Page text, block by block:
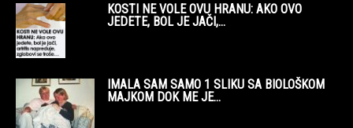
KOSTI NE VOLE OVU HRANU: AKO OVO
JEDETE, BOL JE JAČI,...
IMALA SAM SAMO 1 SLIKU SA BIOLOŠKOM
MAJKOM DOK ME JE...